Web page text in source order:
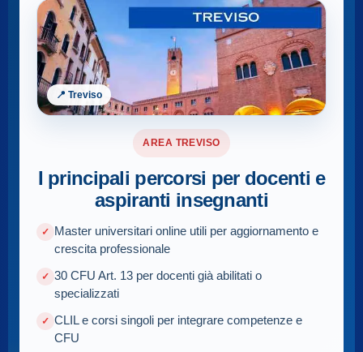
📍 Treviso
AREA TREVISO
I principali percorsi per docenti e
aspiranti insegnanti
Master universitari online utili per aggiornamento e
crescita professionale
30 CFU Art. 13 per docenti già abilitati o
specializzati
CLIL e corsi singoli per integrare competenze e
CFU